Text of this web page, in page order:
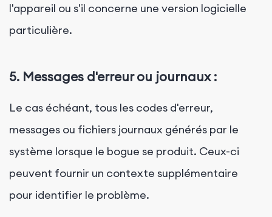
l'appareil ou s'il concerne une version logicielle
particulière.
5. Messages d'erreur ou journaux :
Le cas échéant, tous les codes d'erreur,
messages ou fichiers journaux générés par le
système lorsque le bogue se produit. Ceux-ci
peuvent fournir un contexte supplémentaire
pour identifier le problème.